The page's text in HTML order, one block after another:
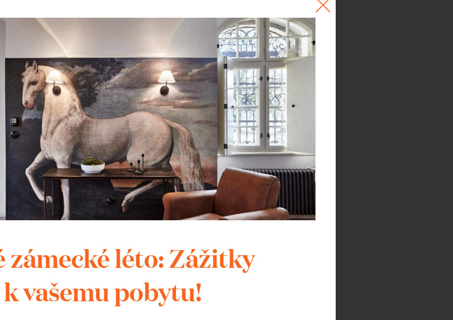
a zažijeme?
ale i mikroskopem
zvířat
vody ze studánky
ekosystém a symbióza,
prales, přirozený vývoj, paseka
vůně tlejícího stromu, zpěv
věci, které už jsou pro některé
na
Žákovu horu k chatě Eleonorkaa
mezi Severním
zámecké léto: Zážitky
vašemu pobytu!